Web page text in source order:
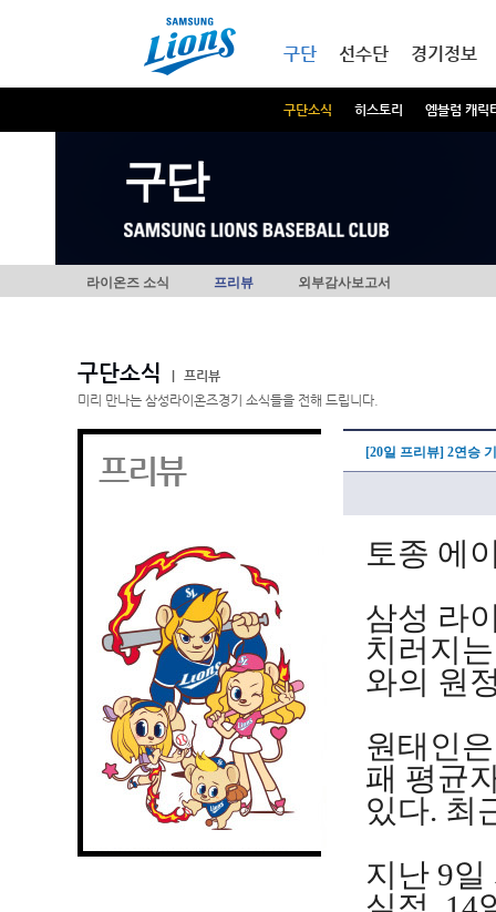
구단
구단소식 히스토리 엠블럼 캐릭
선수단 경기정보
구단
라이온즈 소식 프리뷰 외부감사보고서
구단소식
프리뷰
미리 만나는 삼성라이온즈경기 소식들을 전해 드립니다.
프리뷰 [20일 프리뷰] 2연승
토종 에
삼성 라
치러지
와의 원
원태인
패 평균
있다. 최
지난 9